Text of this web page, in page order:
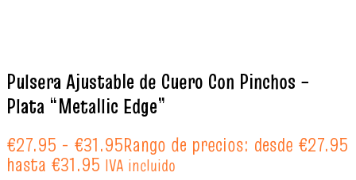
Pulsera Ajustable de Cuero Con Pinchos –
Plata “Metallic Edge”
€27.95 - €31.95Rango de precios: desde €27.95
hasta €31.95 IVA incluido